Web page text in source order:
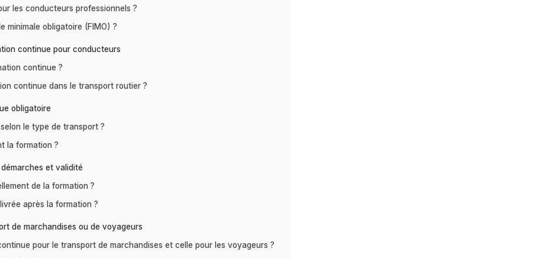
les conducteurs professionnels ?
minimale obligatoire (FIMO) ?
continue pour conducteurs
continue ?
continue dans le transport routier ?
obligatoire
le type de transport ?
la formation ?
et validité
de la formation ?
après la formation ?
de marchandises ou de voyageurs
pour le transport de marchandises et celle pour les voyageurs ?